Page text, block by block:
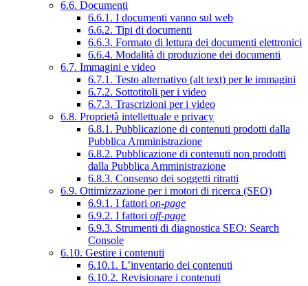
6.6. Documenti
6.6.1. I documenti vanno sul web
6.6.2. Tipi di documenti
6.6.3. Formato di lettura dei documenti elettronici
6.6.4. Modalità di produzione dei documenti
6.7. Immagini e video
6.7.1. Testo alternativo (alt text) per le immagini
6.7.2. Sottotitoli per i video
6.7.3. Trascrizioni per i video
6.8. Proprietà intellettuale e privacy
6.8.1. Pubblicazione di contenuti prodotti dalla
Pubblica Amministrazione
6.8.2. Pubblicazione di contenuti non prodotti
dalla Pubblica Amministrazione
6.8.3. Consenso dei soggetti ritratti
6.9. Ottimizzazione per i motori di ricerca (SEO)
6.9.1. I fattori on-page
6.9.2. I fattori off-page
6.9.3. Strumenti di diagnostica SEO: Search
Console
6.10. Gestire i contenuti
6.10.1. L’inventario dei contenuti
6.10.2. Revisionare i contenuti